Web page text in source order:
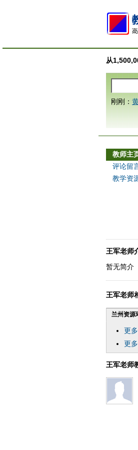
从
刚刚：
教师主
评论留
教学资
王军老师
暂无简介
王军老师
兰州资源
更
更
王军老师